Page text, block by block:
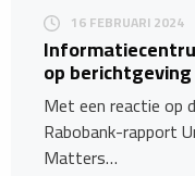
16 FEBRUARI 2024
op
Met een reactie op
Rabobank-rapport
Matters…